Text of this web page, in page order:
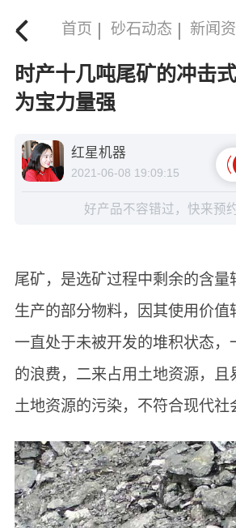
首页 砂石动态 新闻
时产十几吨尾矿的冲击
为宝力量强
红星机器
2021-06-08 19:09:15
好产品不容错过，快来预
尾矿，是选矿过程中剩余的含量
生产的部分物料，因其使用价值
一直处于未被开发的堆积状态，
的浪费，二来占用土地资源，且
土地资源的污染，不符合现代社